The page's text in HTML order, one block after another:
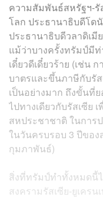
ความสัมพันธ์สหรัฐฯ-รั
โลก ประธานาธิบดีโด
ประธานาธิบดีวลาดิเมี
แม้ว่าบางครั้งทรัมป์มีท่
เดี๋ยวดีเดี๋ยวร้าย (เช่น
บาตรและขึ้นภาษีกับรัส
เป็นอย่างมาก ถึงขั้นที่
ไปทางเดียวกับรัสเซี
สหประชาชาติ ในการ
ในวันครบรอบ 3 ปีของ
กุมภาพันธ์)
สิ่งที่ทรัมป์ทำทั้งหมดนี้ไ
สงครามรัสเซีย-ยูเครน